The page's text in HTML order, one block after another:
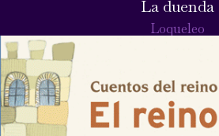
La duenda
Loqueleo